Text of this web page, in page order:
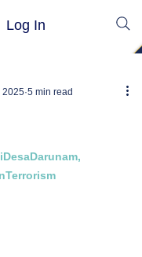
Log In
2025 5 min read
,